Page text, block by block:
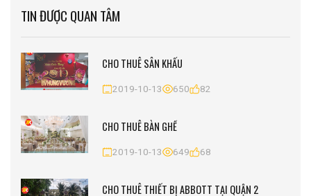
TIN ĐƯỢC QUAN TÂM
CHO THUÊ SÂN KHẤU
2019-10-13 650 82
CHO THUÊ BÀN GHẾ
2019-10-13 649 68
CHO THUÊ THIẾT BỊ ABBOTT TẠI QUẬN 2